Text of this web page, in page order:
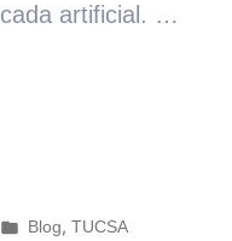
artificial. …
Blog,TUCSA